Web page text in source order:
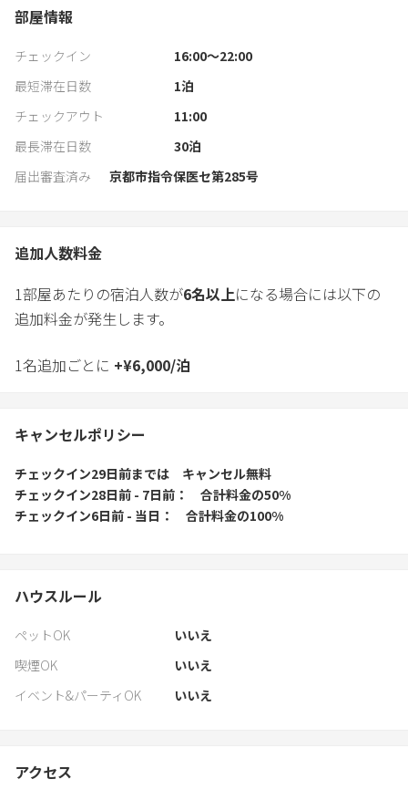
部屋情報
チェックイン
16:00〜22:00
最短滞在日数
1泊
チェックアウト
11:00
最長滞在日数
30泊
届出審査済み
京都市指令保医セ第285号
追加人数料金
1部屋あたりの宿泊人数が6名以上になる場合には以下の
追加料金が発生します。
1名追加ごとに +¥6,000/泊
キャンセルポリシー
チェックイン29日前までは
キャンセル無料
チェックイン28日前 - 7日前
合計料金の50%
チェックイン6日前 - 当日
合計料金の100%
ハウスルール
ペットOK
いいえ
喫煙OK
いいえ
イベント&パーティOK
いいえ
アクセス